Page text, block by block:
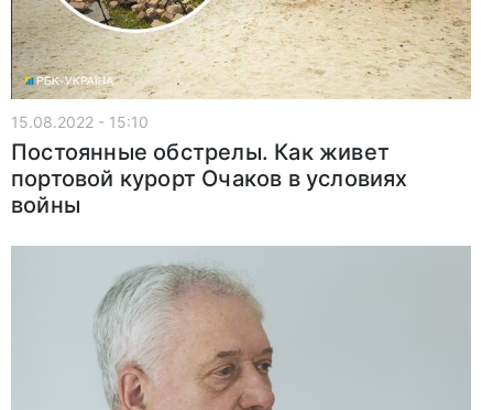
15.08.2022 - 15:10
Постоянные обстрелы. Как живет
портовой курорт Очаков в условиях
войны